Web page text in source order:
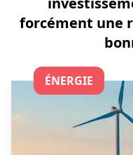
forcément une
ÉNERGIE